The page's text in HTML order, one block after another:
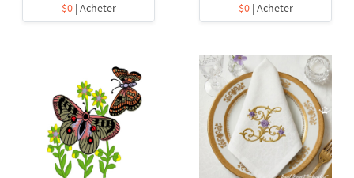
$0| Acheter
$0| Acheter